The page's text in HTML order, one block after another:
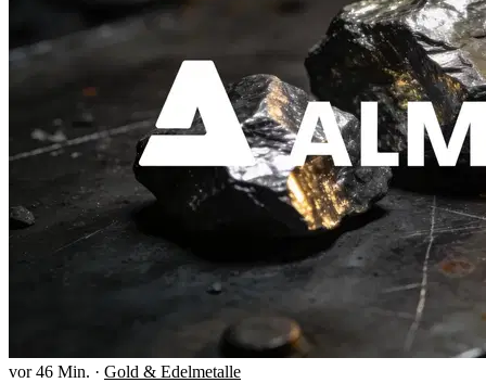
vor 46 Min. · Gold & Edelmetalle